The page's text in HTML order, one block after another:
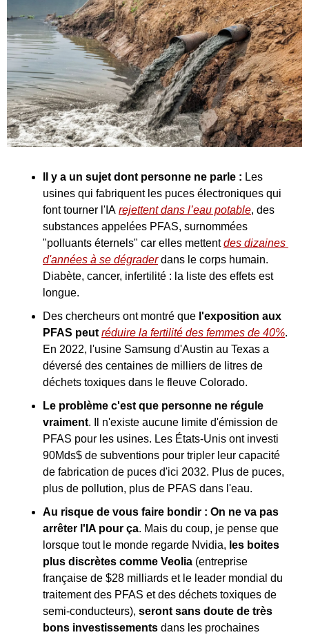
Il y a un sujet dont personne ne parle : Les
usines qui fabriquent les puces électroniques qui
font tourner l'IA rejettent dans l’eau potable, des
substances appelées PFAS, surnommées
"polluants éternels" car elles mettent des dizaines
d'années à se dégrader dans le corps humain.
Diabète, cancer, infertilité : la liste des effets est
longue.
Des chercheurs ont montré que l'exposition aux
PFAS peut réduire la fertilité des femmes de 40%.
En 2022, l'usine Samsung d'Austin au Texas a
déversé des centaines de milliers de litres de
déchets toxiques dans le fleuve Colorado.
Le problème c'est que personne ne régule
vraiment. Il n'existe aucune limite d'émission de
PFAS pour les usines. Les États-Unis ont investi
90Mds$ de subventions pour tripler leur capacité
de fabrication de puces d'ici 2032. Plus de puces,
plus de pollution, plus de PFAS dans l'eau.
Au risque de vous faire bondir : On ne va pas
arrêter l'IA pour ça. Mais du coup, je pense que
lorsque tout le monde regarde Nvidia, les boites
plus discrètes comme Veolia (entreprise
française de $28 milliards et le leader mondial du
traitement des PFAS et des déchets toxiques de
semi-conducteurs), seront sans doute de très
bons investissements dans les prochaines